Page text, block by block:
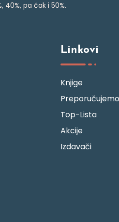
40%, pa čak i 50%.
Linkovi
Knjige
Preporučujemo
Top-Lista
Akcije
Izdavači